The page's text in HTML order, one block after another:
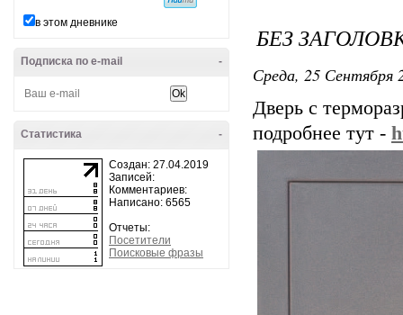
в этом дневнике
-
Подписка по e-mail
-
Статистика
Создан: 27.04.2019
Записей:
Комментариев:
Написано: 6565
Отчеты:
Посетители
Поисковые фразы
БЕЗ
Среда, 25 Сентября
Дверь с
подробнее тут -